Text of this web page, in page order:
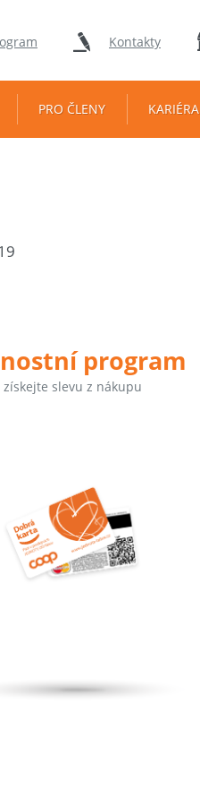
Kontakty
PRO ČLENY KARIÉRA
program
získejte slevu z nákupu